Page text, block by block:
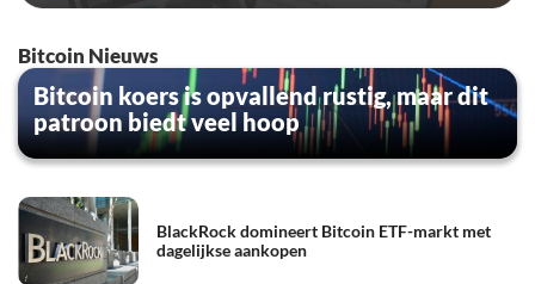
Bitcoin Nieuws
Bitcoin koers is opvallend rustig, maar dit
patroon biedt veel hoop
BlackRock domineert Bitcoin ETF-markt met
dagelijkse aankopen